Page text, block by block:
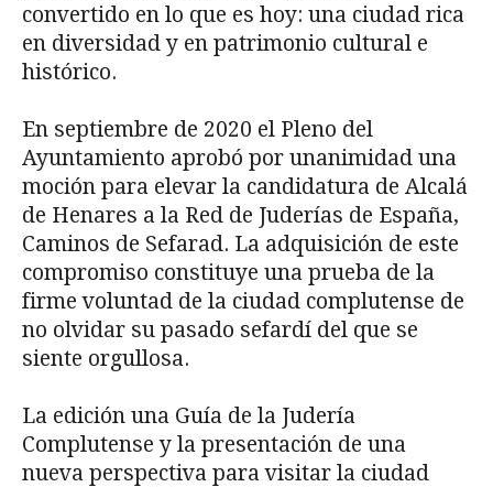
convertido en lo que es hoy: una ciudad rica
en diversidad y en patrimonio cultural e
histórico.
En septiembre de 2020 el Pleno del
Ayuntamiento aprobó por unanimidad una
moción para elevar la candidatura de Alcalá
de Henares a la Red de Juderías de España,
Caminos de Sefarad. La adquisición de este
compromiso constituye una prueba de la
firme voluntad de la ciudad complutense de
no olvidar su pasado sefardí del que se
siente orgullosa.
La edición una Guía de la Judería
Complutense y la presentación de una
nueva perspectiva para visitar la ciudad